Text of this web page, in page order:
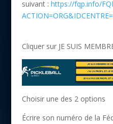
suivant : https://fqp.info/
Cliquer sur JE SUIS
Choisir une des 2 options
Écrire son numéro de la